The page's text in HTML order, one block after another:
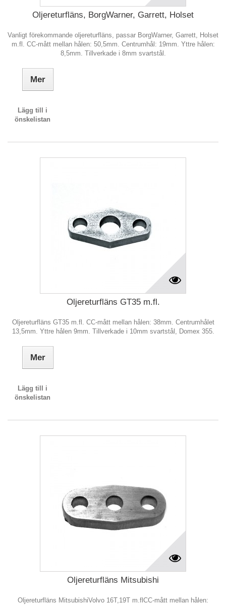
Oljereturfläns, BorgWarner, Garrett, Holset
Vanligt förekommande oljereturfläns, passar BorgWarner, Garrett, Holset
m.fl. CC-mått mellan hålen: 50,5mm. Centrumhål: 19mm. Yttre hålen:
8,5mm. Tillverkade i 8mm svartstål.
Mer
Lägg till i
önskelistan
Oljereturfläns GT35 m.fl.
Oljereturfläns GT35 m.fl. CC-mått mellan hålen: 38mm. Centrumhålet
13,5mm. Yttre hålen 9mm. Tillverkade i 10mm svartstål, Domex 355.
Mer
Lägg till i
önskelistan
Oljereturfläns Mitsubishi
Oljereturfläns MitsubishiVolvo 16T,19T m.flCC-mått mellan hålen: